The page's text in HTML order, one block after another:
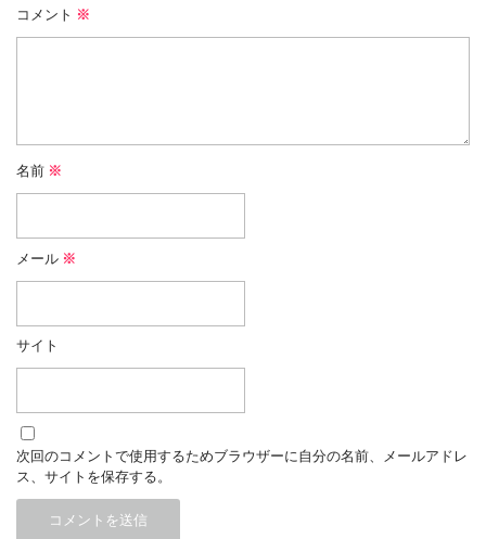
コメント ※
名前 ※
メール ※
サイト
次回のコメントで使用するためブラウザーに自分の名前、メールアドレ
ス、サイトを保存する。